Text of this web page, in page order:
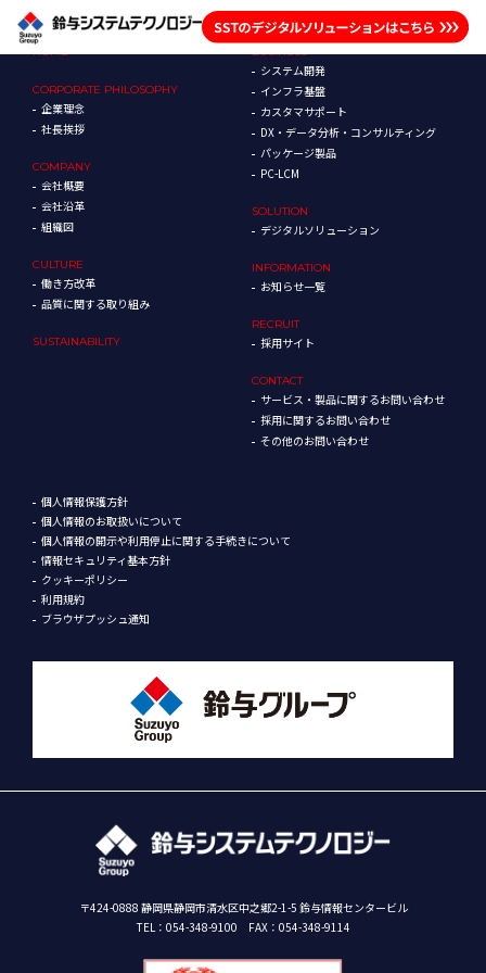
HOME
CORPORATE PHILOSOPHY
企業理念
社長挨拶
COMPANY
会社概要
会社沿革
組織図
CULTURE
働き方改革
品質に関する取り組み
SUSTAINABILITY
BUSINESS
システム開発
インフラ基盤
カスタマサポート
DX・データ分析・コンサルティング
パッケージ製品
PC-LCM
SOLUTION
デジタルソリューション
INFORMATION
お知らせ一覧
RECRUIT
採用サイト
CONTACT
サービス・製品に関するお問い合わせ
採用に関するお問い合わせ
その他のお問い合わせ
個人情報保護方針
個人情報のお取扱いについて
個人情報の開示や利用停止に関する手続きについて
情報セキュリティ基本方針
クッキーポリシー
利用規約
ブラウザプッシュ通知
〒424-0888 静岡県静岡市清水区中之郷2-1-5 鈴与情報センタービル
TEL： 054-348-9100 FAX：054-348-9114